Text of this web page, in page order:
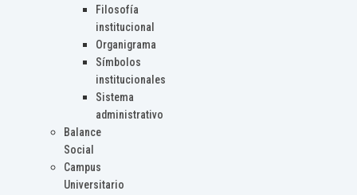
Filosofía
institucional
Organigrama
Símbolos
institucionales
Sistema
administrativo
Balance
Social
Campus
Universitario